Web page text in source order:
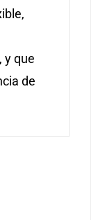
y que
de